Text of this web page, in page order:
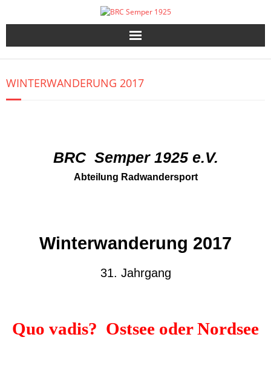
WINTERWANDERUNG 2017
BRC Semper 1925 e.V.
Abteilung Radwandersport
Winterwanderung 2017
31. Jahrgang
Quo vadis? Ostsee oder Nordsee